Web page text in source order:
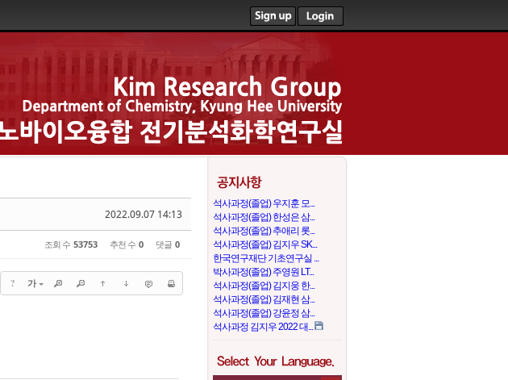
2022.09.07 14:13
조회 수 53753 추천 수 0 댓글 0
? 가
석사과정(졸업) 우지훈 모...
석사과정(졸업) 한성은 삼...
석사과정(졸업) 추애리 롯...
석사과정(졸업) 김지우 SK...
한국연구재단 기초연구실 ...
박사과정(졸업) 주영원 LT...
석사과정(졸업) 김지웅 한...
석사과정(졸업) 김재현 삼...
석사과정(졸업) 강윤정 삼...
석사과정 김지우 2022 대...